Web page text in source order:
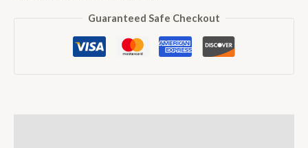
Guaranteed Safe Checkout